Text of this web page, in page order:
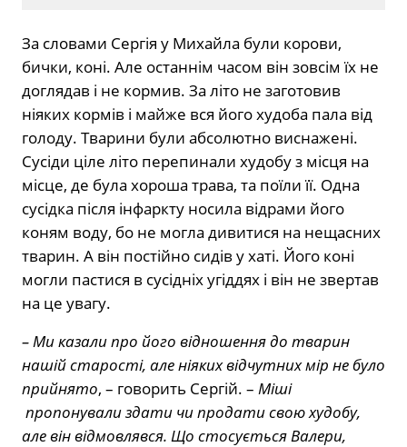
За словами Сергія у Михайла були корови,
бички, коні. Але останнім часом він зовсім їх не
доглядав і не кормив. За літо не заготовив
ніяких кормів і майже вся його худоба пала від
голоду. Тварини були абсолютно виснажені.
Сусіди ціле літо перепинали худобу з місця на
місце, де була хороша трава, та поїли її. Одна
сусідка після інфаркту носила відрами його
коням воду, бо не могла дивитися на нещасних
тварин. А він постійно сидів у хаті. Його коні
могли пастися в сусідніх угіддях і він не звертав
на це увагу.
– Ми казали про його відношення до тварин
нашій старості, але ніяких відчутних мір не було
прийнято, – говорить Сергій. – Міші
пропонували здати чи продати свою худобу,
але він відмовлявся. Що стосується Валери,